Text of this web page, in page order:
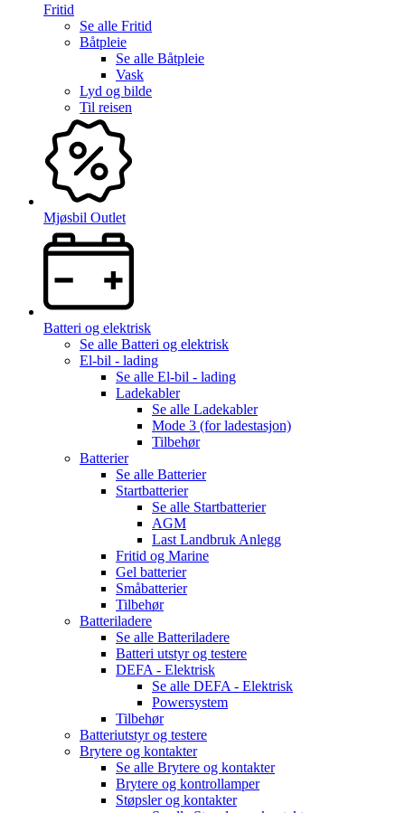
Fritid
Se alle Fritid
Båtpleie
Se alle Båtpleie
Vask
Lyd og bilde
Til reisen
Mjøsbil Outlet
Batteri og elektrisk
Se alle Batteri og elektrisk
El-bil - lading
Se alle El-bil - lading
Ladekabler
Se alle Ladekabler
Mode 3 (for ladestasjon)
Tilbehør
Batterier
Se alle Batterier
Startbatterier
Se alle Startbatterier
AGM
Last Landbruk Anlegg
Fritid og Marine
Gel batterier
Småbatterier
Tilbehør
Batteriladere
Se alle Batteriladere
Batteri utstyr og testere
DEFA - Elektrisk
Se alle DEFA - Elektrisk
Powersystem
Tilbehør
Batteriutstyr og testere
Brytere og kontakter
Se alle Brytere og kontakter
Brytere og kontrollamper
Støpsler og kontakter